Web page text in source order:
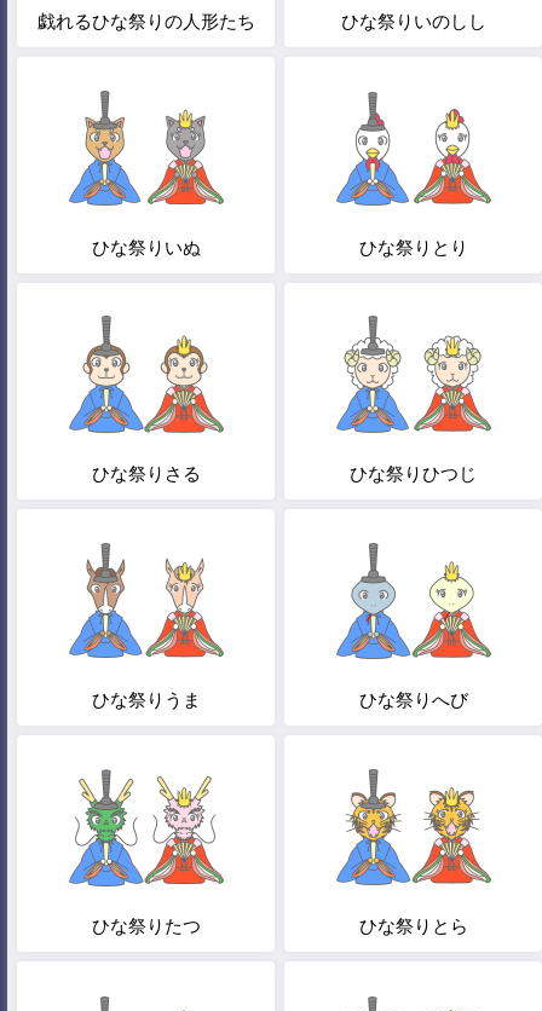
戯れるひな祭りの人形たち ひな祭りいのしし
ひな祭りいぬ ひな祭りとり
ひな祭りさる ひな祭りひつじ
ひな祭りうま ひな祭りへび
ひな祭りたつ ひな祭りとら